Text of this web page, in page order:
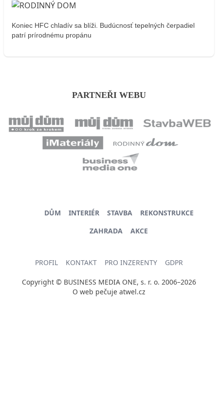
Koniec HFC chladív sa blíži. Budúcnosť tepelných čerpadiel
patrí prírodnému propánu
PARTNEŘI WEBU
DŮM INTERIÉR STAVBA
REKONSTRUKCE
ZAHRADA
AKCE
PROFIL KONTAKT PRO INZERENTY GDPR
Copyright © BUSINESS MEDIA ONE, s. r. o. 2006–2026